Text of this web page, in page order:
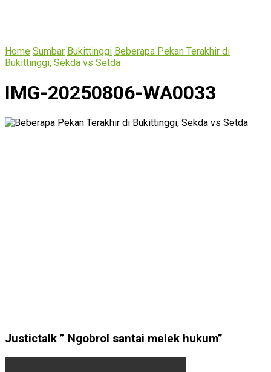
Home Sumbar Bukittinggi Beberapa Pekan Terakhir di
Bukittinggi, Sekda vs Setda
IMG-20250806-WA0033
Justictalk ” Ngobrol santai melek hukum”